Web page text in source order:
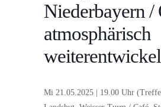
Niederbayern /
atmosphärisch
Mi 21.05.2025 | 19.00 Uhr